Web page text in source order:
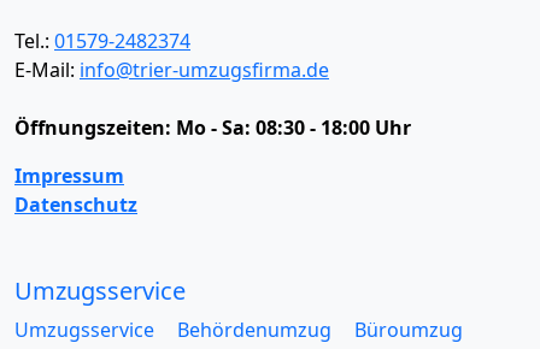
Tel.: 01579-2482374
E-Mail: info@trier-umzugsfirma.de
Öffnungszeiten: Mo - Sa: 08:30 - 18:00 Uhr
Impressum
Datenschutz
Umzugsservice
Umzugsservice Behördenumzug
Büroumzug